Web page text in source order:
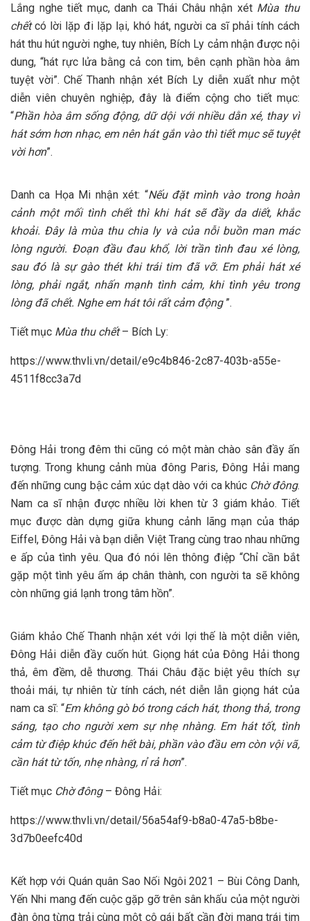
Lắng nghe tiết mục, danh ca Thái Châu nhận xét Mùa thu
chếtcó lời lặp đi lặp lại, khó hát, người ca sĩ phải tính cách
hát thu hút người nghe, tuy nhiên, Bích Ly cảm nhận được nội
dung, “hát rực lửa bằng cả con tim, bên cạnh phần hòa âm
tuyệt vời”. Chế Thanh nhận xét Bích Ly diễn xuất như một
diễn viên chuyên nghiệp, đây là điểm cộng cho tiết mục:
“Phần hòa âm sống động, dữ dội với nhiều dằn xé, thay vì
hát sớm hơn nhạc, em nên hát gắn vào thì tiết mục sẽ tuyệt
vời hơn”.
Danh ca Họa Mi nhận xét: “Nếu đặt mình vào trong hoàn
cảnh một mối tình chết thì khi hát sẽ đầy da diết, khắc
khoải. Đây là mùa thu chia ly và của nỗi buồn man mác
lòng người. Đoạn đầu đau khổ, lời trần tình đau xé lòng,
sau đó là sự gào thét khi trái tim đã vỡ. Em phải hát xé
lòng, phải ngắt, nhấn mạnh tình cảm, khi tình yêu trong
lòng đã chết. Nghe em hát tôi rất cảm động ”.
Tiết mục Mùa thu chết– Bích Ly:
https://www.thvli.vn/detail/e9c4b846-2c87-403b-a55e-
4511f8cc3a7d
Đông Hải trong đêm thi cũng có một màn chào sân đầy ấn
tượng. Trong khung cảnh mùa đông Paris, Đông Hải mang
đến những cung bậc cảm xúc dạt dào với ca khúc Chờ đông.
Nam ca sĩ nhận được nhiều lời khen từ 3 giám khảo. Tiết
mục được dàn dựng giữa khung cảnh lãng mạn của tháp
Eiffel, Đông Hải và bạn diễn Việt Trang cùng trao nhau những
e ấp của tình yêu. Qua đó nói lên thông điệp “Chỉ cần bắt
gặp một tình yêu ấm áp chân thành, con người ta sẽ không
còn những giá lạnh trong tâm hồn”.
Giám khảo Chế Thanh nhận xét với lợi thế là một diễn viên,
Đông Hải diễn đầy cuốn hút. Giọng hát của Đông Hải thong
thả, êm đềm, dễ thương. Thái Châu đặc biệt yêu thích sự
thoải mái, tự nhiên từ tính cách, nét diễn lẫn giọng hát của
nam ca sĩ: “Em không gò bó trong cách hát, thong thả, trong
sáng, tạo cho người xem sự nhẹ nhàng. Em hát tốt, tình
cảm từ điệp khúc đến hết bài, phần vào đầu em còn vội vã,
cần hát từ tốn, nhẹ nhàng, rỉ rả hơn”.
Tiết mục Chờ đông– Đông Hải:
https://www.thvli.vn/detail/56a54af9-b8a0-47a5-b8be-
3d7b0eefc40d
Kết hợp với Quán quân Sao Nối Ngôi 2021 – Bùi Công Danh,
Yến Nhi mang đến cuộc gặp gỡ trên sân khấu của một người
đàn ông từng trải cùng một cô gái bất cần đời mang trái tim